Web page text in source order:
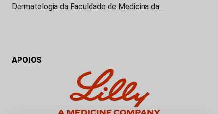
Dermatologia da Faculdade de Medicina da…
APOIOS